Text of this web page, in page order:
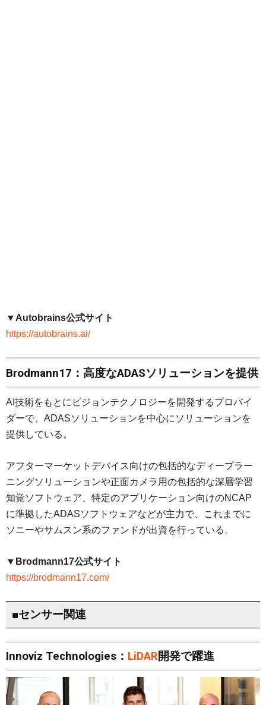
▼Autobrains公式サイト
https://autobrains.ai/
Brodmann17：高度なADASソリューションを提供
AI技術をもとにビジョンテクノロジーを開発するプロバイ
ダーで、ADASソリューションを中心にソリューションを
提供している。
アフターマーケットデバイス向けの包括的なディープラー
ニングソリューションや正面カメラ用の包括的な深層学習
知覚ソフトウェア、特定のアプリケーション向けのNCAP
に準拠したADASソフトウェアなどが主力で、これまでに
ソニーやサムスン系のファンドが出資を行っている。
▼Brodmann17公式サイト
https://brodmann17.com/
■センサー関連
Innoviz Technologies： LiDAR開発で躍進